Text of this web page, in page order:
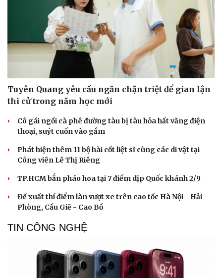
Tuyên Quang yêu cầu ngăn chặn triệt để gian lận
thi cử trong năm học mới
Cô gái ngồi cà phê đường tàu bị tàu hỏa hất văng điện
thoại, suýt cuốn vào gầm
Phát hiện thêm 11 bộ hài cốt liệt sĩ cùng các di vật tại
Công viên Lê Thị Riêng
TP.HCM bắn pháo hoa tại 7 điểm dịp Quốc khánh 2/9
Đề xuất thí điểm làn vượt xe trên cao tốc Hà Nội - Hải
Phòng, Cầu Giẽ - Cao Bồ
TIN CÔNG NGHỆ